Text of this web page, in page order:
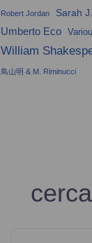
Robert Jordan Sarah
Umberto Eco
William
鳥山明 & M. Riminucci